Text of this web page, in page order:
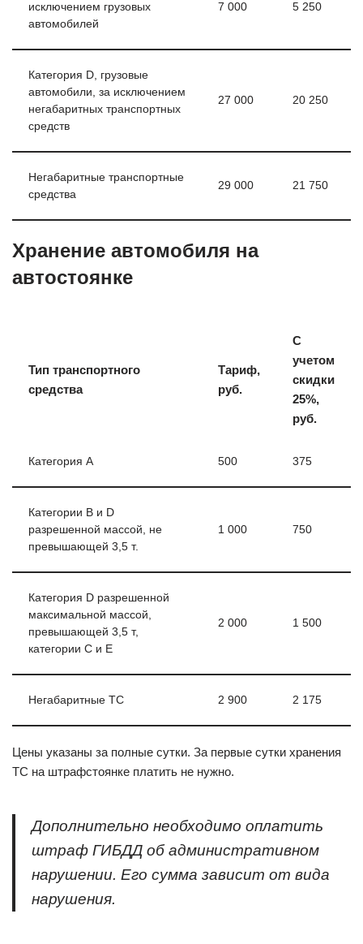
исключением грузовых
автомобилей
7 000 5 250
Категория D, грузовые
автомобили, за исключением
негабаритных транспортных
средств
27 000 20 250
Негабаритные транспортные
средства
29 000 21 750
Хранение автомобиля на
автостоянке
Тип транспортного
средства
Тариф,
руб.
С
учетом
скидки
25%,
руб.
Категория А 500 375
Категории В и D
разрешенной массой, не
превышающей 3,5 т.
1 000 750
Категория D разрешенной
максимальной массой,
превышающей 3,5 т,
категории C и E
2 000 1 500
Негабаритные ТС 2 900 2 175
Цены указаны за полные сутки. За первые сутки хранения
ТС на штрафстоянке платить не нужно.
Дополнительно необходимо оплатить
штраф ГИБДД об административном
нарушении. Его сумма зависит от вида
нарушения.